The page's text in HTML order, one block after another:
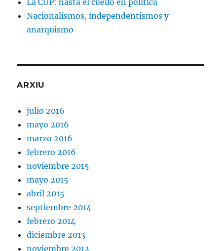
La CUP: hasta el cuello en política
Nacionalismos, independentismos y
anarquismo
ARXIU
julio 2016
mayo 2016
marzo 2016
febrero 2016
noviembre 2015
mayo 2015
abril 2015
septiembre 2014
febrero 2014
diciembre 2013
noviembre 2012